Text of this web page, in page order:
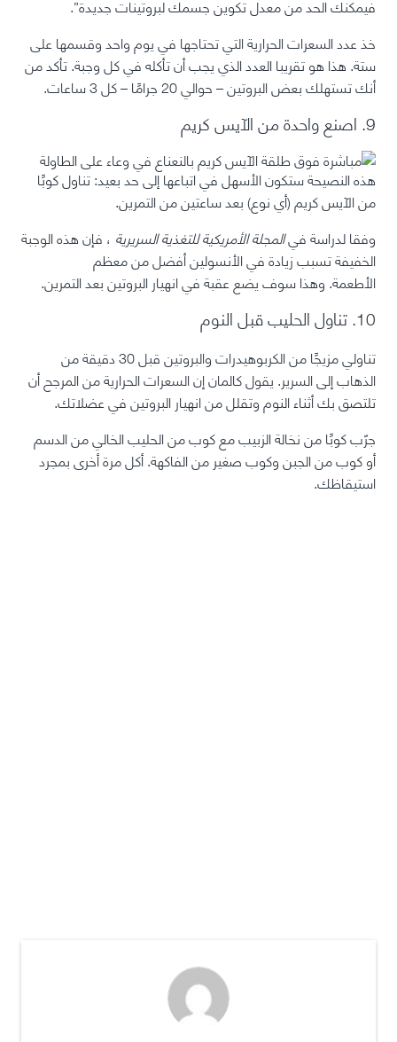
فيمكنك الحد من معدل تكوين جسمك لبروتينات جديدة”.
خذ عدد السعرات الحرارية التي تحتاجها في يوم واحد وقسمها على
ستة. هذا هو تقريبا العدد الذي يجب أن تأكله في كل وجبة. تأكد من
أنك تستهلك بعض البروتين – حوالي 20 جرامًا – كل 3 ساعات.
9. اصنع واحدة من الآيس كريم
هذه النصيحة ستكون الأسهل في اتباعها إلى حد بعيد: تناول كوبًا
من الآيس كريم (أي نوع) بعد ساعتين من التمرين.
وفقا لدراسة فيالمجلة الأمريكية للتغذية السريرية ، فإن هذه الوجبة
الخفيفة تسبب زيادة في الأنسولين أفضل من معظم
الأطعمة. وهذا سوف يضع عقبة في انهيار البروتين بعد التمرين.
10. تناول الحليب قبل النوم
تناولي مزيجًا من الكربوهيدرات والبروتين قبل 30 دقيقة من
الذهاب إلى السرير. يقول كالمان إن السعرات الحرارية من المرجح أن
تلتصق بك أثناء النوم وتقلل من انهيار البروتين في عضلاتك.
جرّب كوبًا من نخالة الزبيب مع كوب من الحليب الخالي من الدسم
أو كوب من الجبن وكوب صغير من الفاكهة. أكل مرة أخرى بمجرد
استيقاظك.